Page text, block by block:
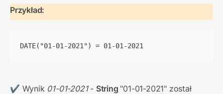
Przykład:
DATE("01-01-2021") = 01-01-2021
✔ Wynik 01-01-2021 - String "01-01-2021" został